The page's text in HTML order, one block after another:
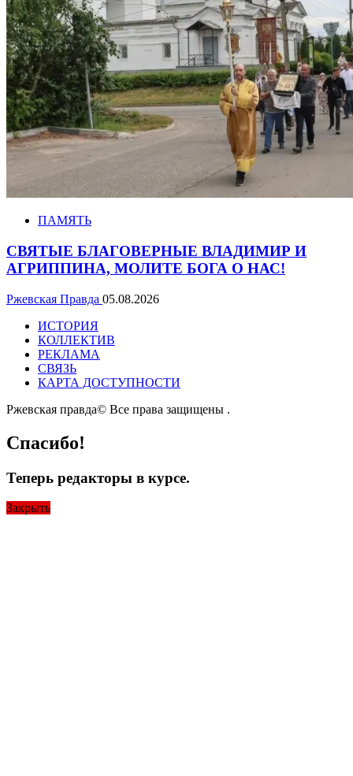
ПАМЯТЬ
СВЯТЫЕ БЛАГОВЕРНЫЕ ВЛАДИМИР И
АГРИППИНА, МОЛИТЕ БОГА О НАС!
Ржевская Правда 05.08.2026
ИСТОРИЯ
КОЛЛЕКТИВ
РЕКЛАМА
СВЯЗЬ
КАРТА ДОСТУПНОСТИ
Ржевская правда© Все права защищены .
Спасибо!
Теперь редакторы в курсе.
Закрыть